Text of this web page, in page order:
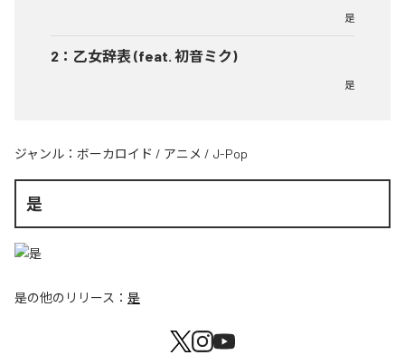
是
2 ： 乙女辞表 (feat. 初音ミク)
是
ジャンル： ボーカロイド / アニメ / J-Pop
是
是の他のリリース： 是